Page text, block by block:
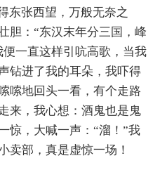
东张西望，万般无奈之
胆：“东汉末年分三国，峰
一直这样引吭高歌，当我
钻进了我的耳朵，我吓得
嗦地回头一看，有个走路
来，我心想：酒鬼也是鬼
惊，大喊一声：“溜！”我
卖部，真是虚惊一场！